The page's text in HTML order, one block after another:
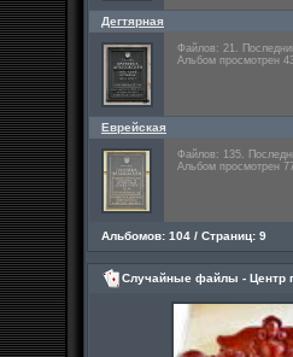
Дегтярная
Файлов: 21.
Альбом просмотрен
Еврейская
Файлов: 135.
Альбом просмотрен
Альбомов: 104 / Страниц: 9
Случайные файлы - Центр